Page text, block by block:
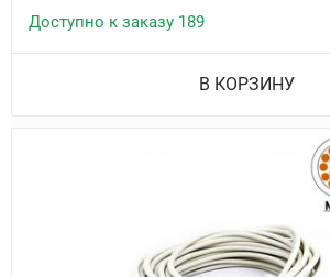
Доступно к заказу 189
В КОРЗИНУ